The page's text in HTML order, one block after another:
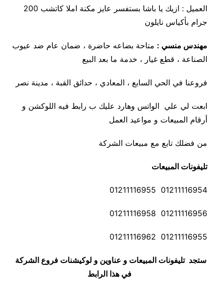
العميل : ازيك يا باشا بستفسر عايز مكنة املا كاتشب 200
جرام بأكياس نايلون
مهندس منسي : متاحة بضاعه حاضرة ، ضمان عام ضد عيوب
الصناعة ، قطع غيار ، خدمة ما بعد البيع
فروعنا في الحي السابع ، المعادي ، حدائق القبة ، مدينة نصر
ابعت لي علي الواتس وهارد عليك ب رابط فيه اللوكشن و
أرقام المبيعات و مواعيد العمل
من فضلك تابع مع مبيعات الشركة
تليفونات المبيعات
01211116954 01211116955
01211116956 01211116958
01211116955 01211116962
ستجد تليفونات المبيعات و عناوين و لوكيشنات فروع الشركة
في هذا الرابط